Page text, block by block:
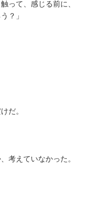
って、感じる前に、
？」
だ。
考えていなかった。